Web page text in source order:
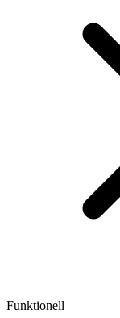
Funktionell